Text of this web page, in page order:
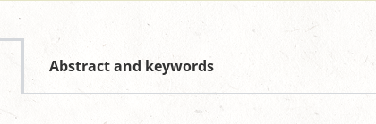
Abstract and keywords